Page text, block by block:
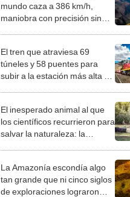
mundo caza a 386 km/h,
maniobra con precisión sin
El tren que atraviesa 69
túneles y 58 puentes para
subir a la estación más alta de
El inesperado animal al que
los científicos recurrieron para
salvar la naturaleza: la
desierto en un paisaje con
más vida
La Amazonía escondía algo
tan grande que ni cinco siglos
de exploraciones lograron